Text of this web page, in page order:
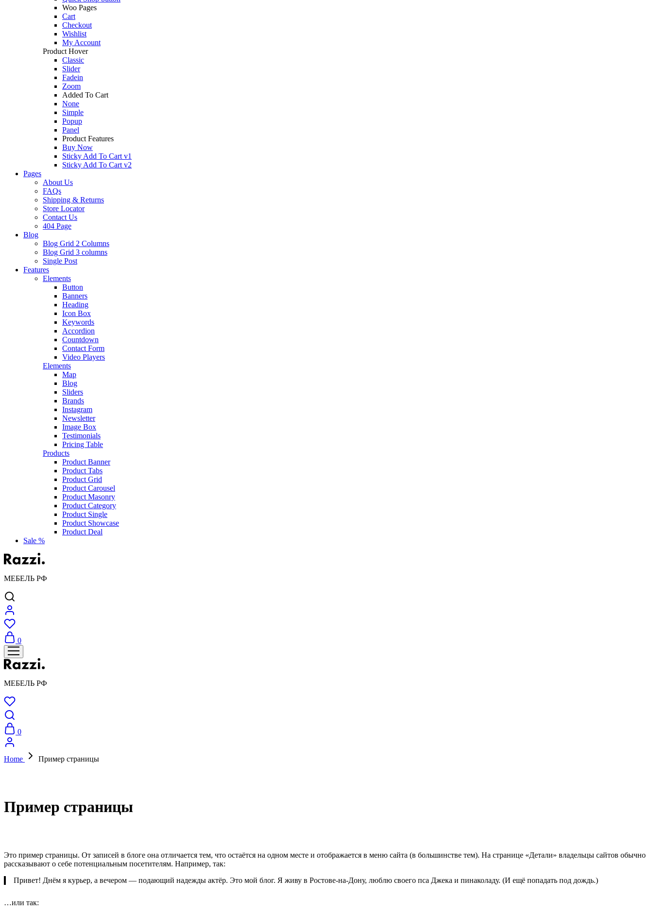
Woo Pages
Cart
Checkout
Wishlist
My Account
Product Hover
Classic
Slider
Fadein
Zoom
Added To Cart
None
Simple
Popup
Panel
Product Features
Buy Now
Sticky Add To Cart v1
Sticky Add To Cart v2
Pages
About Us
FAQs
Shipping & Returns
Store Locator
Contact Us
404 Page
Blog
Blog Grid 2 Columns
Blog Grid 3 columns
Single Post
Features
Elements
Button
Banners
Heading
Icon Box
Keywords
Accordion
Countdown
Contact Form
Video Players
Elements
Map
Blog
Sliders
Brands
Instagram
Newsletter
Image Box
Testimonials
Pricing Table
Products
Product Banner
Product Tabs
Product Grid
Product Carousel
Product Masonry
Product Category
Product Single
Product Showcase
Product Deal
Sale %
МЕБЕЛЬ РФ
0
МЕБЕЛЬ РФ
0
Home Пример страницы
Пример страницы
Это пример страницы. От записей в блоге она отличается тем, что остаётся на одном месте и отображается в меню сайта (в большинстве тем). На странице «Детали» владельцы сайтов обычно
рассказывают о себе потенциальным посетителям. Например, так:
Привет! Днём я курьер, а вечером — подающий надежды актёр. Это мой блог. Я живу в Ростове-на-Дону, люблю своего пса Джека и пинаколаду. (И ещё попадать под дождь.)
…или так: